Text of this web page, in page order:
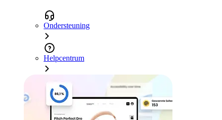
Ondersteuning
Helpcentrum